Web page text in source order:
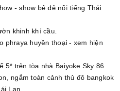
- show bê đê nổi tiếng Thái
khinh khí cầu.
phraya huyền thoại - xem hiện
5* trên tòa nhà Baiyoke Sky 86
ngắm toàn cảnh thủ đô bangkok
Lan.